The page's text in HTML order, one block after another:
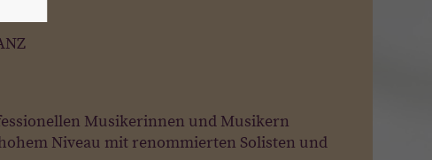
Musikerinnen und Musikern
Niveau mit renommierten Solisten und